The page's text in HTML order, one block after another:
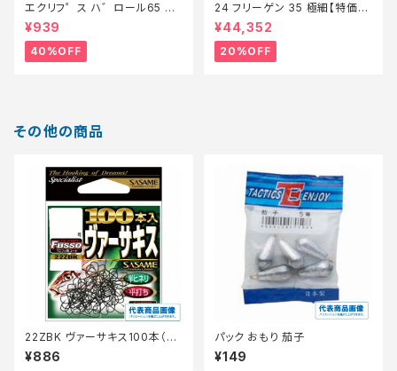
エクリフ゜ス ハ゛ロール65 #0
10 ク゛ローホ゛ラ【特価ルア
ー】【40】
¥939
40%OFF
24 フリーゲン 35 極細【特価リ
ール】【20】
¥44,352
20%OFF
その他の商品
22ZBK ヴァーサキス100本（T
Cフッ素）4号【継続セール_仕
掛】
¥886
パック おもり 茄子
¥149